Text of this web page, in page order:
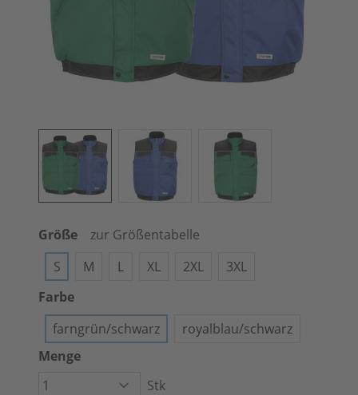
Größe
zur Größentabelle
S
M L XL 2XL
3XL
Farbe
farngrün/schwarz
royalblau/schwarz
Menge
Stk